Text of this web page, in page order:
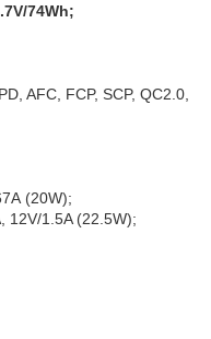
74Wh;
AFC, FCP, SCP, QC2.0,
(20W);
12V/1.5A (22.5W);